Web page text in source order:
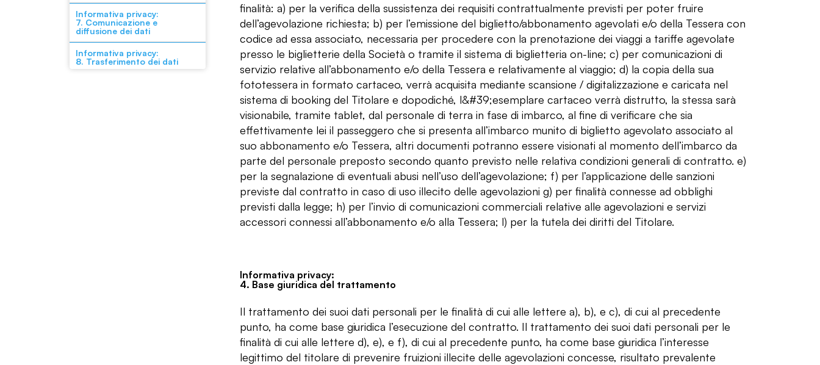
Informativa privacy:
7. Comunicazione e
diffusione dei dati
Informativa privacy:
8. Trasferimento dei dati
finalità: a) per la verifica della sussistenza dei requisiti contrattualmente previsti per poter fruire
dell’agevolazione richiesta; b) per l’emissione del biglietto/abbonamento agevolati e/o della Tessera con
codice ad essa associato, necessaria per procedere con la prenotazione dei viaggi a tariffe agevolate
presso le biglietterie della Società o tramite il sistema di biglietteria on-line; c) per comunicazioni di
servizio relative all’abbonamento e/o della Tessera e relativamente al viaggio; d) la copia della sua
fototessera in formato cartaceo, verrà acquisita mediante scansione / digitalizzazione e caricata nel
sistema di booking del Titolare e dopodiché, l&#39;esemplare cartaceo verrà distrutto, la stessa sarà
visionabile, tramite tablet, dal personale di terra in fase di imbarco, al fine di verificare che sia
effettivamente lei il passeggero che si presenta all’imbarco munito di biglietto agevolato associato al
suo abbonamento e/o Tessera, altri documenti potranno essere visionati al momento dell’imbarco da
parte del personale preposto secondo quanto previsto nelle relativa condizioni generali di contratto. e)
per la segnalazione di eventuali abusi nell’uso dell’agevolazione; f) per l’applicazione delle sanzioni
previste dal contratto in caso di uso illecito delle agevolazioni g) per finalità connesse ad obblighi
previsti dalla legge; h) per l’invio di comunicazioni commerciali relative alle agevolazioni e servizi
accessori connessi all’abbonamento e/o alla Tessera; l) per la tutela dei diritti del Titolare.
Informativa privacy:
4. Base giuridica del trattamento
Il trattamento dei suoi dati personali per le finalità di cui alle lettere a), b), e c), di cui al precedente
punto, ha come base giuridica l’esecuzione del contratto. Il trattamento dei suoi dati personali per le
finalità di cui alle lettere d), e), e f), di cui al precedente punto, ha come base giuridica l’interesse
legittimo del titolare di prevenire fruizioni illecite delle agevolazioni concesse, risultato prevalente